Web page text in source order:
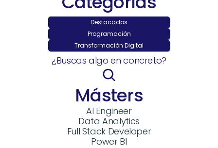
Destacados
Programación
Transformación Digital
¿Buscas algo en concreto?
Másters
AI Engineer
Data Analytics
Full Stack Developer
Power BI